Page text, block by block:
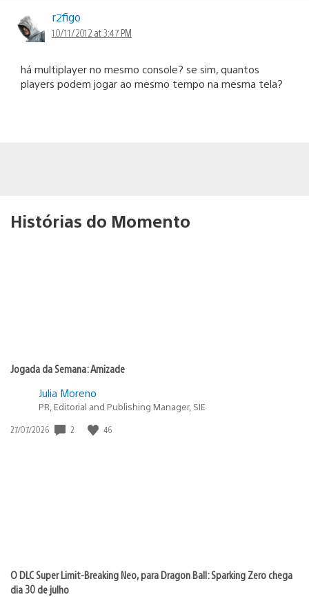
r2figo
10/11/2012 at 3:47 PM
há multiplayer no mesmo console? se sim, quantos
players podem jogar ao mesmo tempo na mesma tela?
Histórias do Momento
Jogada da Semana: Amizade
Julia Moreno
PR, Editorial and Publishing Manager, SIE
Data
27/07/2026 2 46
O DLC Super Limit-Breaking Neo, para Dragon Ball: Sparking Zero chega
dia 30 de julho